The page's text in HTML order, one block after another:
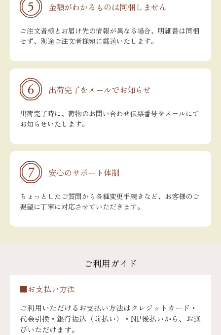
金額がわかるものは同梱しません
ご注文者様とお届け先の情報が異なる場合、明細書は同梱
せず、別途ご注文者様宛に郵送いたします。
出荷完了をメールでお知らせ
出荷完了時に、荷物のお問い合わせ伝票番号をメールにて
お知らせいたします。
安心のサポート体制
ちょっとしたご質問から各種変更手続きなど、お客様のご
要望に丁寧に対応させていただきます。
ご利用ガイド
■お支払い方法
ご利用いただけるお支払い方法はクレジットカード・
代金引換・銀行振込（前払い）・NP後払いから、お選
びいただけます。